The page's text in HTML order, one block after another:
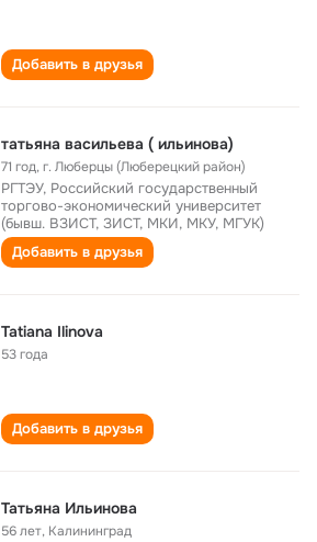
Добавить в друзья
татьяна васильева ( ильинова)
71 год,г. Люберцы (Люберецкий район)
РГТЭУ, Российский государственный
торгово-экономический университет
(бывш. ВЗИСТ, ЗИСТ, МКИ, МКУ, МГУК)
Добавить в друзья
Tatiana Ilinova
53 года
Добавить в друзья
Татьяна Ильинова
56 лет, Калининград